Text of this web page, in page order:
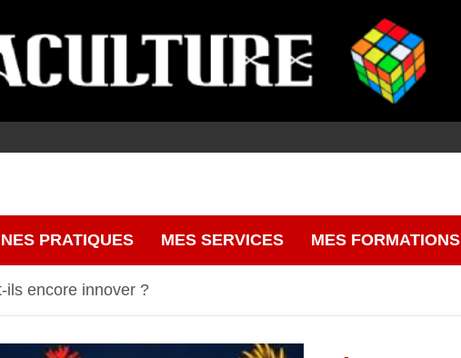
PRATIQUES MES SERVICES MES FORMATIONS
ils encore innover ?